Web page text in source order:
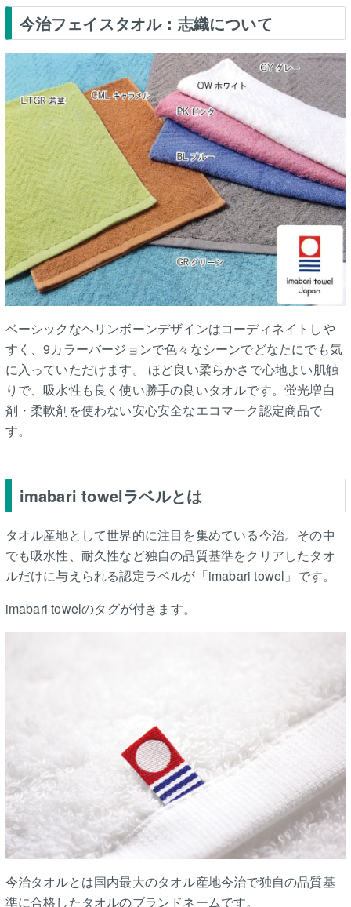
今治フェイスタオル：志織について
ベーシックなヘリンボーンデザインはコーディネイトしや
すく、9カラーバージョンで色々なシーンでどなたにでも気
に入っていただけます。 ほど良い柔らかさで心地よい肌触
りで、吸水性も良く使い勝手の良いタオルです。蛍光増白
剤・柔軟剤を使わない安心安全なエコマーク認定商品で
す。
imabari towelラベルとは
タオル産地として世界的に注目を集めている今治。その中
でも吸水性、耐久性など独自の品質基準をクリアしたタオ
ルだけに与えられる認定ラベルが「imabari towel」です。
imabari towelのタグが付きます。
今治タオルとは国内最大のタオル産地今治で独自の品質基
準に合格したタオルのブランドネームです。